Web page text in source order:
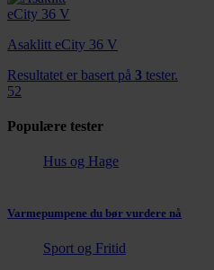
Asaklitt eCity 36 V
Resultatet er basert på 3 tester.
52
Populære tester
Hus og Hage
Varmepumpene du bør vurdere nå
Sport og Fritid